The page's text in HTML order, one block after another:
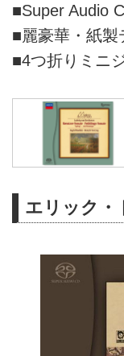
■Super Audio
■麗豪華・紙製
■4つ折りミニ
エリック・